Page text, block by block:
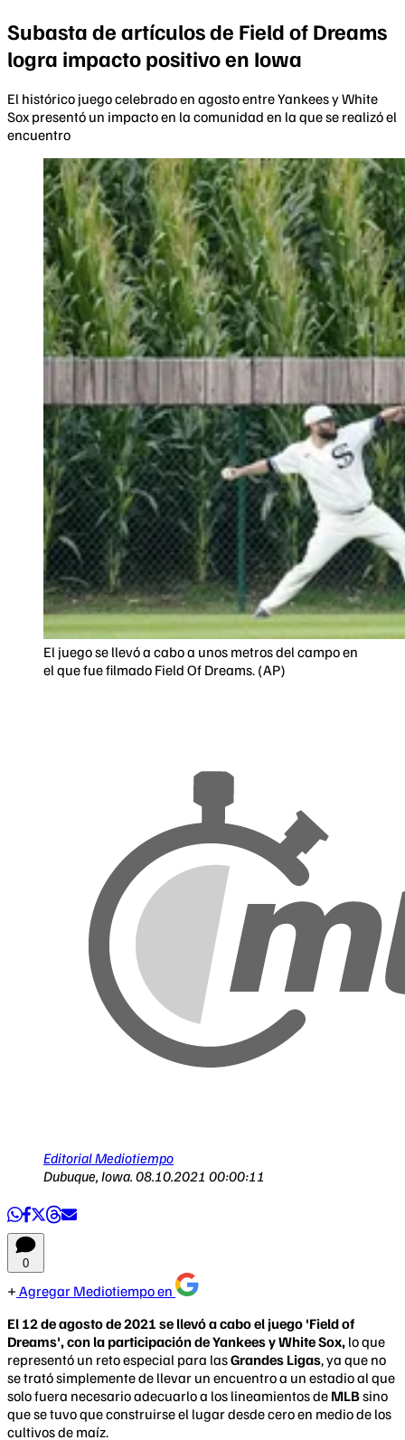
Subasta de artículos de Field of Dreams
logra impacto positivo en Iowa
El histórico juego celebrado en agosto entre Yankees y White
Sox presentó un impacto en la comunidad en la que se realizó el
encuentro
El juego se llevó a cabo a unos metros del campo en
el que fue filmado Field Of Dreams. (AP)
Editorial Mediotiempo
Dubuque, Iowa. 08.10.2021 00:00:11
0
Agregar Mediotiempo en
El 12 de agosto de 2021 se llevó a cabo el juego 'Field of
Dreams', con la participación de Yankees y White Sox, lo que
representó un reto especial para lasGrandes Ligas, ya que no
se trató simplemente de llevar un encuentro a un estadio al que
solo fuera necesario adecuarlo a los lineamientos de MLBsino
que se tuvo que construirse el lugar desde cero en medio de los
cultivos de maíz.